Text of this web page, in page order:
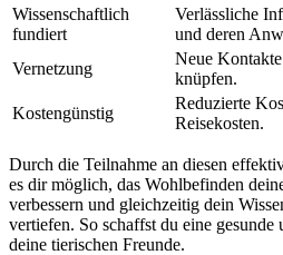
Wissenschaftlich
fundiert
Verlässliche
‌und deren
Vernetzung
Neue
knüpfen.
Kostengünstig
Reduzierte
Reisekosten.
Durch‌ die Teilnahme an diesen
es⁣ dir möglich, ⁤das Wohlbefinden‍
verbessern und⁣ gleichzeitig dein
⁤vertiefen. So schaffst⁢ du ‌eine
⁢deine tierischen Freunde.